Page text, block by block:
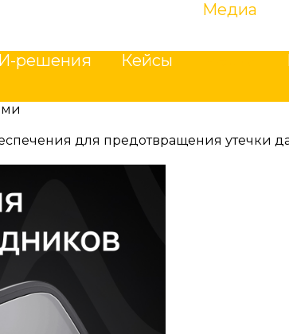
Медиа
решения Кейсы
для предотвращения